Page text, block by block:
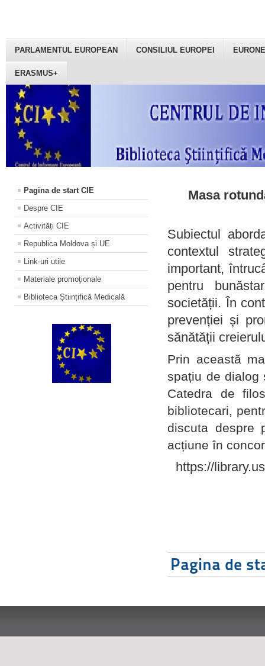
PARLAMENTUL EUROPEAN CONSILIUL EUROPEI
ERASMUS+
Pagina de start CIE
Despre CIE
Activități CIE
Republica Moldova și UE
Link-uri utile
Materiale promoţionale
Biblioteca Științifică Medicală
Masa
Subiectul
contextul
important,
pentru
societății. În
prevenției și
sănătății
Prin această
spațiu de dialog
Catedra de
bibliotecari,
discuta despre
acțiune în
https://
Pagina de